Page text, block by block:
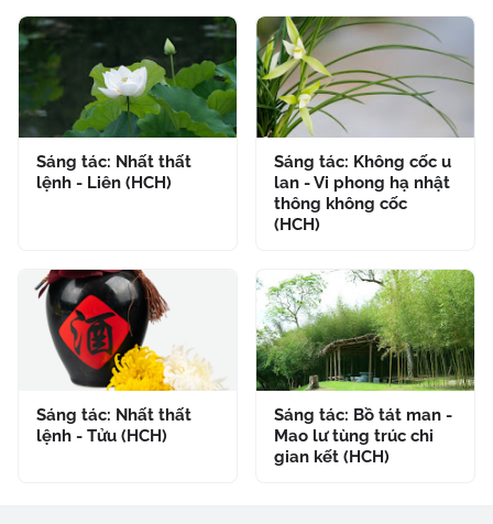
Sáng tác: Nhất thất
lệnh - Liên (HCH)
Sáng tác: Không cốc u
lan - Vi phong hạ nhật
thông không cốc
(HCH)
Sáng tác: Nhất thất
lệnh - Tửu (HCH)
Sáng tác: Bồ tát man -
Mao lư tùng trúc chi
gian kết (HCH)